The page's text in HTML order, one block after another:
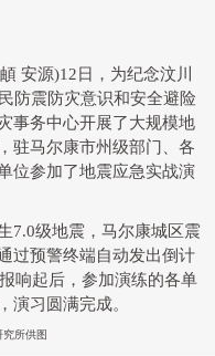
安源)12日，为纪念汶川
防震防灾意识和安全避险
事务中心开展了大规模地
驻马尔康市州级部门、各
位参加了地震应急实战演
级地震，马尔康城区震
过预警终端自动发出倒计
响起后，参加演练的各单
演习圆满完成。